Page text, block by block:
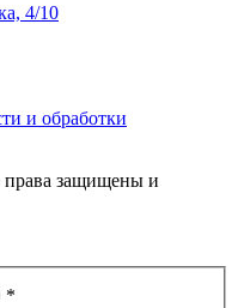
4/10
и обработки
защищены и
*